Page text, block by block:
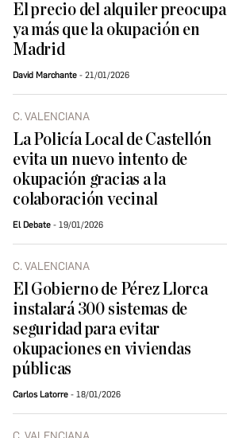
El precio del alquiler preocupa
ya más que la okupación en
Madrid
David Marchante 21/01/2026
C. VALENCIANA
La Policía Local de Castellón
evita un nuevo intento de
okupación gracias a la
colaboración vecinal
El Debate 19/01/2026
C. VALENCIANA
El Gobierno de Pérez Llorca
instalará 300 sistemas de
seguridad para evitar
okupaciones en viviendas
públicas
Carlos Latorre 18/01/2026